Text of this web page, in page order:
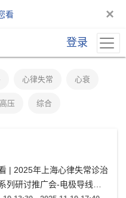
看 ×
登录
心律失常 心衰
压 综合
| 2025年上海心律失常诊治
列研讨推广会-电极导线管